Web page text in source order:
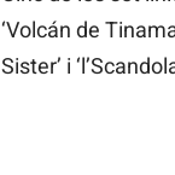
‘Volcán de
Sister’ i